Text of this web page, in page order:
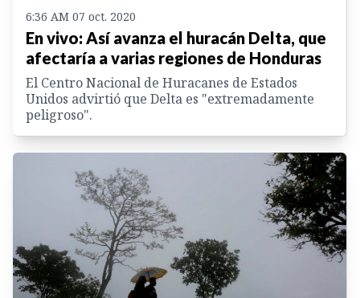
6:36 AM 07 oct. 2020
En vivo: Así avanza el huracán Delta, que
afectaría a varias regiones de Honduras
El Centro Nacional de Huracanes de Estados
Unidos advirtió que Delta es "extremadamente
peligroso".